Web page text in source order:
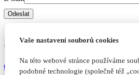
Skořicová silice, 10
0 hodnocení
Vaše nastavení souborů cookies
Na této webové stránce používáme
podobné technologie (společně též